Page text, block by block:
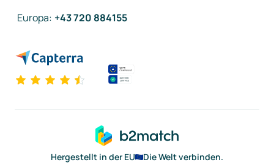
Europa: +43 720 884155
Hergestellt in der EU
Die Welt verbinden.